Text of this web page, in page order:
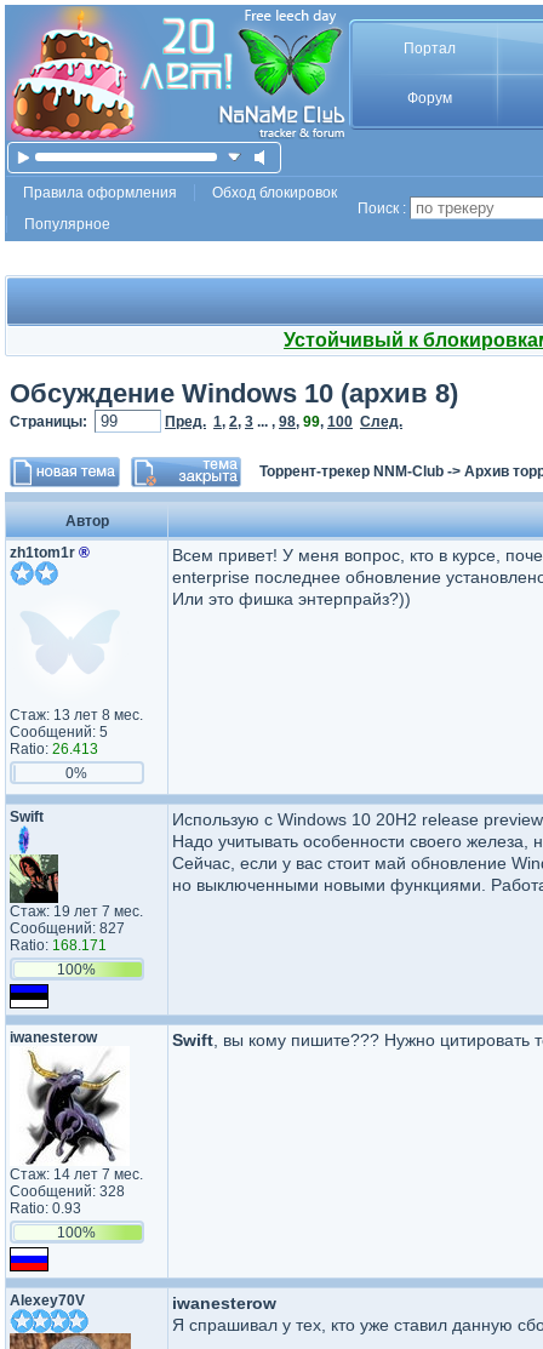
Портал
Форум
Правила оформления
Обход блокировок
Популярное
Поиск :
Устойчивый к
Обсуждение Windows 10 (архив 8)
Страницы: Пред. 1, 2, 3 ... , 98, 99, 100 След.
Торрент-трекер NNM-Club -> Архив
Автор
zh1tom1r ®
Стаж: 13 лет 8 мес.
Сообщений: 5
Ratio: 26.413
0%
Всем привет! У меня вопрос, кто в курсе,
enterprise последнее обновление
Или это фишка энтерпрайз?))
Swift
Стаж: 19 лет 7 мес.
Сообщений: 827
Ratio: 168.171
100%
Использую c Windows 10 20H2 release
Надо учитывать особенности своего
Сейчас, если у вас стоит май обновление
но выключенными новыми функциями.
iwanesterow
Стаж: 14 лет 7 мес.
Сообщений: 328
Ratio: 0.93
100%
Swift , вы кому пишите??? Нужно
Alexey70V
iwanesterow
Я спрашивал у тех, кто уже ставил данную